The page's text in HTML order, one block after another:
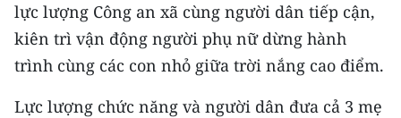
Media Khoa học - Công nghệ
Media Môi trường
Ảnh
lực lượng Công an xã cùng người dân tiếp cận,
kiên trì vận động người phụ nữ dừng hành
trình cùng các con nhỏ giữa trời nắng cao điểm.
Lực lượng chức năng và người dân đưa cả 3 mẹ